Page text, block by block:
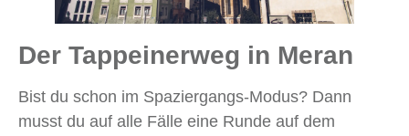
Der Tappeinerweg in Meran
Bist du schon im Spaziergangs-Modus? Dann
musst du auf alle Fälle eine Runde auf dem